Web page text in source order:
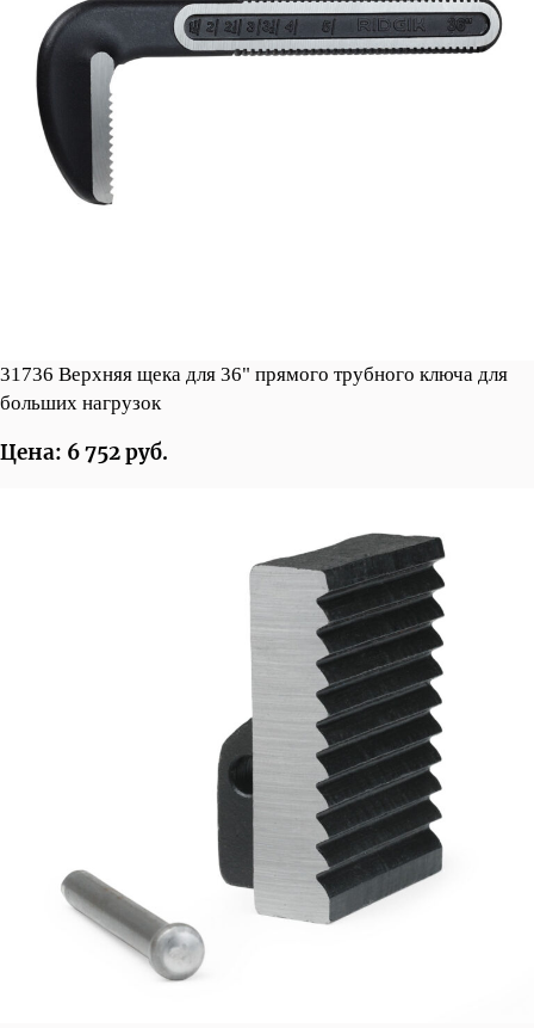
31736 Верхняя щека для 36" прямого трубного ключа для
больших нагрузок
Цена: 6 752 руб.